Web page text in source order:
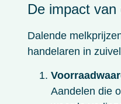
De impact
Dalende
handelaren in
Aandelen die